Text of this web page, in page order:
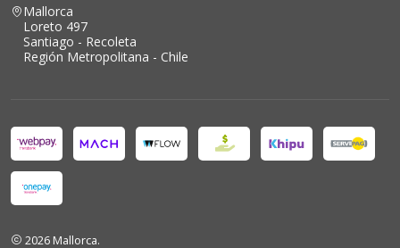
Mallorca
Loreto 497
Santiago - Recoleta
Región Metropolitana - Chile
2026 Mallorca.